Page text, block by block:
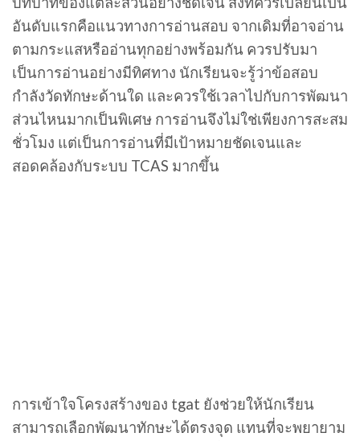
อันดับแรกคือแนวทางการอ่านสอบ จากเดิมที่อาจอ่าน
ตามกระแสหรืออ่านทุกอย่างพร้อมกัน ควรปรับมา
เป็นการอ่านอย่างมีทิศทาง นักเรียนจะรู้ว่าข้อสอบ
กำลังวัดทักษะด้านใด และควรใช้เวลาไปกับการพัฒนา
ส่วนไหนมากเป็นพิเศษ การอ่านจึงไม่ใช่เพียงการสะสม
ชั่วโมง แต่เป็นการอ่านที่มีเป้าหมายชัดเจนและ
สอดคล้องกับระบบ TCAS มากขึ้น
การเข้าใจโครงสร้างของ tgat ยังช่วยให้นักเรียน
สามารถเลือกพัฒนาทักษะได้ตรงจุด แทนที่จะพยายาม